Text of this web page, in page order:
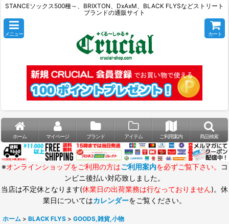
STANCEソックス500種～、BRIXTON、DxAxM、BLACK FLYSなどストリート
ブランドの通販サイト
メニュー カート
ホーム マイページ ブランド アイテム ご利用案内 商品検索
※オンラインショップをご利用の方はご利用案内を必ずご覧下さい。
コ
ンビニ後払い対応致しました。
当店は不定休となります(休業日の出荷業務は行なっておりません)。休
業日についてはカレンダーをご覧ください。
ホーム > BLACK FLYS > GOODS,雑貨,小物